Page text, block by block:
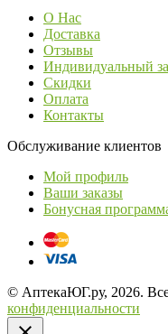
О Нас
Доставка
Отзывы
Индивидуальный
Скидки
Оплата
Контакты
Обслуживание клиентов
Мой профиль
Ваши заказы
Бонусная
© АптекаЮГ.ру, 2026.
конфиденциальности